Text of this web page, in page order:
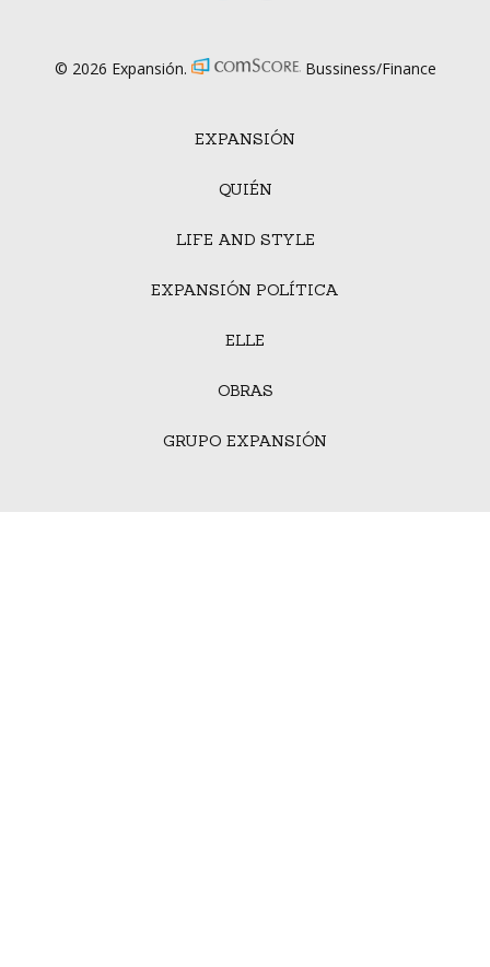
EXPANSIÓN
QUIÉN
LIFE AND STYLE
EXPANSIÓN POLÍTICA
ELLE
OBRAS
GRUPO EXPANSIÓN
© 2026 Expansión. Bussiness/Finance